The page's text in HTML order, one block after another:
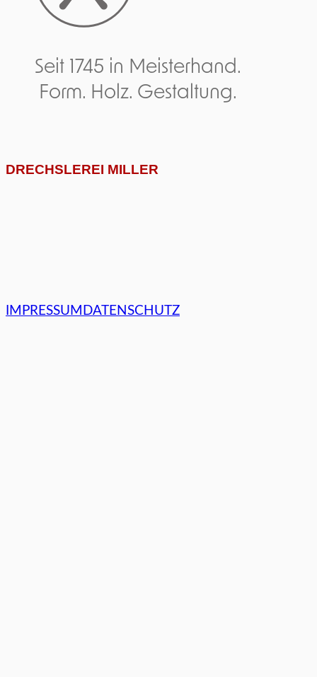
DRECHSLEREI MILLER
Seit 1745 in Meisterhand.
Form. Holz. Gestaltung.
IMPRESSUM DATENSCHUTZ